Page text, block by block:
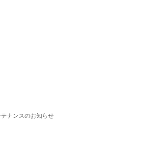
ナンスのお知らせ